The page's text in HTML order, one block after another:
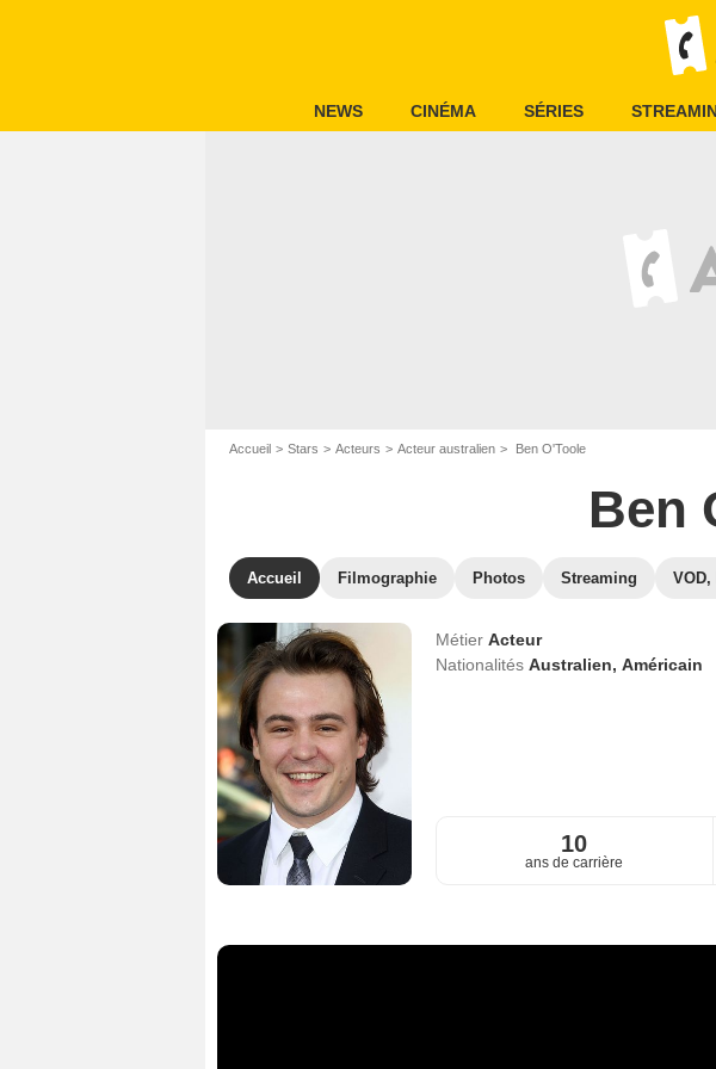
NEWS CINÉMA SÉRIES
Accueil Stars Acteurs Acteur australien Ben O'Toole
Ben
Accueil Filmographie Photos Streaming VOD,
Métier Acteur
Nationalités Australien, Américain
10
ans de carrière